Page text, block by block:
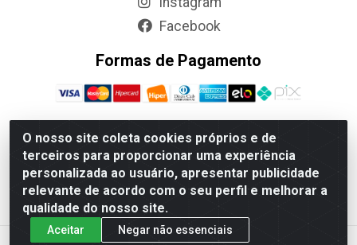
O nosso site coleta cookies próprios e de
terceiros para proporcionar uma experiência
personalizada ao usuário, apresentar publicidade
relevante de acordo com o seu perfil e melhorar a
qualidade do nosso site.
Aceitar Negar não essenciais
Facebook
Formas de Pagamento
Jumbo Alimentos Cascavel - Matriz - Rua Itatiba Do Sul, 161 -
Santos Dumont, Cascavel-PR - CEP 85804-700- CNPJ
85.522.043/0001-90